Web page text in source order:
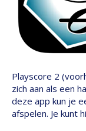
Playscore 2
zich aan als een
deze app kun je
afspelen. Je kunt